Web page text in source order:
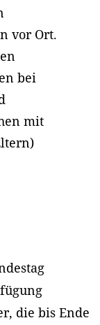
vor Ort.
bei
mit
die bis Ende